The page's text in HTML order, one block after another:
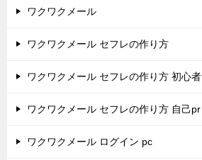
ワクワクメール
ワクワクメール セフレの作り方
ワクワクメール セフレの作り方 初心者
ワクワクメール セフレの作り方 自己pr
ワクワクメール ログイン pc